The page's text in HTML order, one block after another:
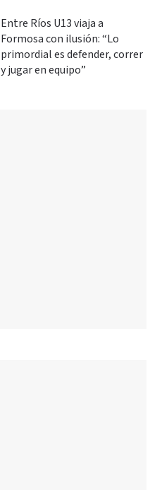
Entre Ríos U13 viaja a
Formosa con ilusión: “Lo
primordial es defender, correr
y jugar en equipo”